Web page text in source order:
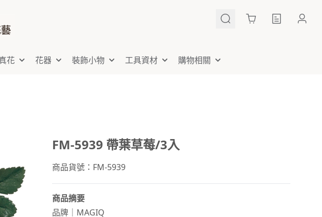
Cart
花 花器 裝飾小物 工具資材 購物相關
FM-5939 帶葉草莓/3入
商品貨號：FM-5939
商品摘要
品牌｜MAGIQ